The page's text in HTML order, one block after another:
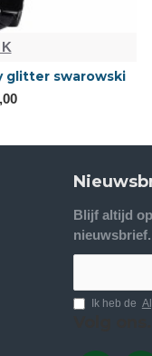
glitter swarowski
Blijf altijd
nieuwsbrief.
Ik heb de